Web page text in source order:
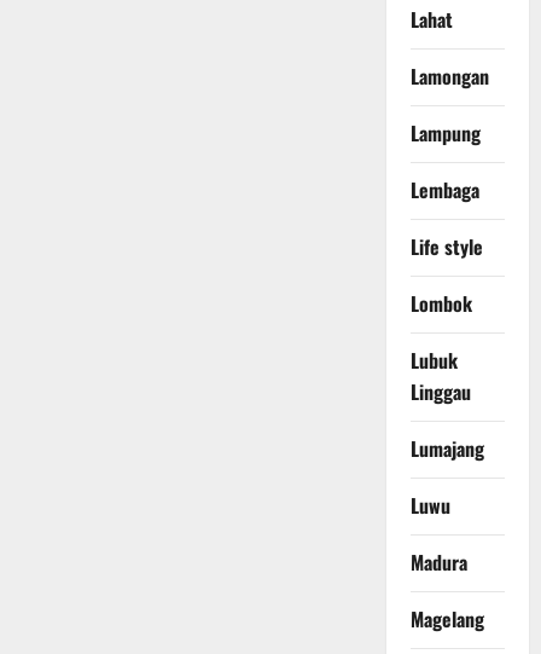
Lahat
Lamongan
Lampung
Lembaga
Life style
Lombok
Lubuk
Linggau
Lumajang
Luwu
Madura
Magelang